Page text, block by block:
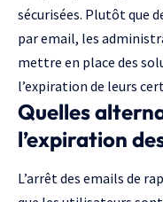
sécurisées. Plutôt que
par email, les
mettre en place des
l’expiration de leurs
Quelles
l’expiration
L’arrêt des emails de